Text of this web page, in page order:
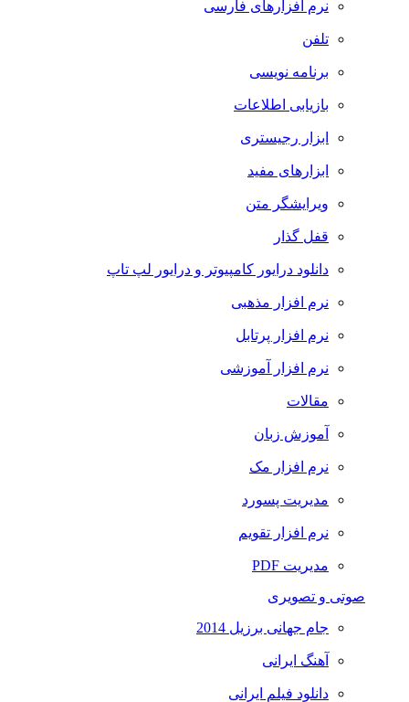
نرم افزارهای فارسی
تلفن
برنامه نویسی
بازیابی اطلاعات
ابزار رجیستری
ابزارهای مفید
ویرایشگر متن
قفل گذار
دانلود درایور کامپیوتر و درایور لپ تاپ
نرم افزار مذهبی
نرم افزار پرتابل
نرم افزار آموزشی
مقالات
آموزش زبان
نرم افزار مک
مدیریت پسورد
نرم افزار تقویم
مدیریت PDF
صوتی و تصویری
جام جهانی برزیل 2014
آهنگ ایرانی
دانلود فیلم ایرانی